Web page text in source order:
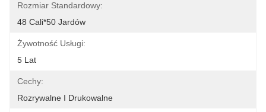
Rozmiar Standardowy:
48 Cali*50 Jardów
Żywotność Usługi:
5 Lat
Cechy:
Rozrywalne I Drukowalne